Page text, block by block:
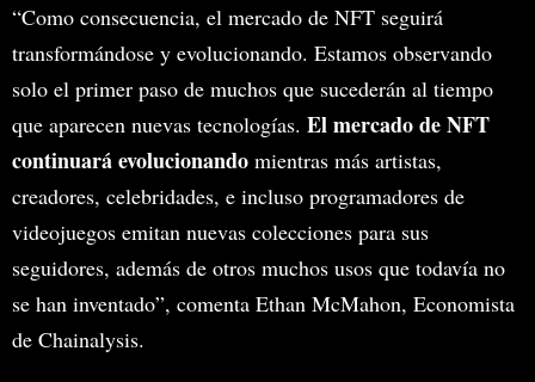
“Como consecuencia, el mercado de NFT seguirá
transformándose y evolucionando. Estamos observando
solo el primer paso de muchos que sucederán al tiempo
que aparecen nuevas tecnologías. El mercado de NFT
continuará evolucionando mientras más artistas,
creadores, celebridades, e incluso programadores de
videojuegos emitan nuevas colecciones para sus
seguidores, además de otros muchos usos que todavía no
se han inventado”, comenta Ethan McMahon, Economista
de Chainalysis.